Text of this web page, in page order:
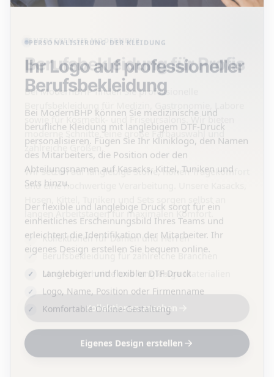
Ihr Logo auf professioneller
Berufsbekleidung
berufliche Kleidung mit langlebigem DTF-Druck
personalisieren. Fügen Sie Ihr Kliniklogo, den Namen
des Mitarbeiters, die Position oder den
Abteilungsnamen auf Kasacks, Kittel, Tuniken und
Sets hinzu.
einheitliches Erscheinungsbild Ihres Teams und
erleichtert die Identifikation der Mitarbeiter. Ihr
eigenes Design erstellen Sie bequem online.